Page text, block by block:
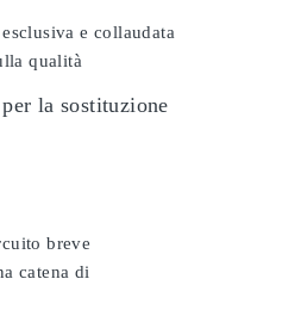
e collaudata
qualità
la sostituzione
breve
catena di